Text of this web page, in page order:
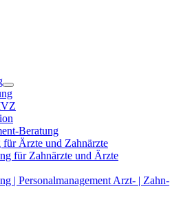
Beratung
für Ärzte und Zahnärzte
für Zahnärzte und Ärzte
| Personal­management Arzt- | Zahn­